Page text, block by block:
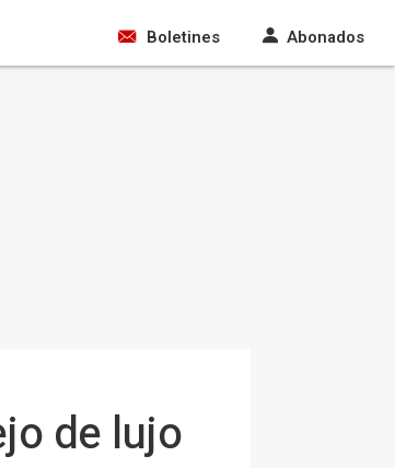
Boletines Abonados
de lujo